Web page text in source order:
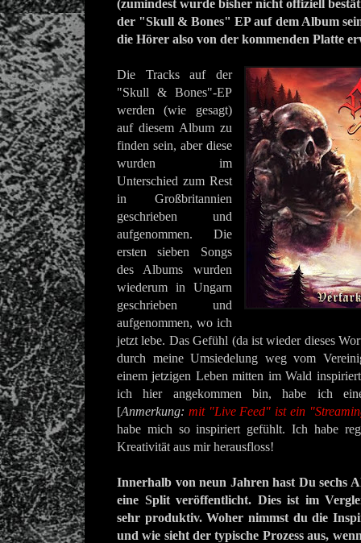
(zumindest wurde bisher nicht offiziell
der "Skull & Bones" EP auf dem Album
die Hörer also von der kommenden Platte
Die Tracks auf der
"Skull & Bones"-EP
werden (wie gesagt)
auf diesem Album zu
finden sein, aber diese
wurden im
Unterschied zum Rest
in Großbritannien
geschrieben und
aufgenommen. Die
ersten sieben Songs
des Albums wurden
wiederum in Ungarn
geschrieben und
aufgenommen, wo ich
jetzt lebe. Das Gefühl (da ist wieder dieses
durch meine Umsiedelung weg vom
einem jetzigen Leben mitten im Wald
ich hier angekommen bin, habe ich
[Anmerkung: mit "Live Feed" ist ein
habe mich so inspiriert gefühlt. Ich habe
Kreativität aus mir herausfloss!
Innerhalb von neun Jahren hast Du sechs
eine Splitveröffentlicht. Dies ist im
sehr produktiv. Woher nimmst du die
und wie sieht der typische Prozess aus,